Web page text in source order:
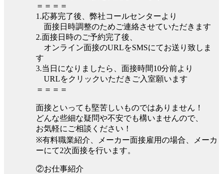
＝＝＝＝
1.応募完了後、弊社コールセンターより
面接日時調整のためご連絡させていただきます
2.面接日時のご予約完了後、
オンライン面接のURLをSMSにてお送り致しま
す
3.当日になりましたら、面接時間10分前より
URLをクリックいただきご入室願います
＝＝＝＝
面接といっても堅苦しいものではありません！
どんな些細な疑問や不安でも構いませんので、
お気軽にご相談ください！
※有料職業紹介、メーカー面接雇用の場合、メーカ
ーにて2次面接を行います。
②お仕事紹介